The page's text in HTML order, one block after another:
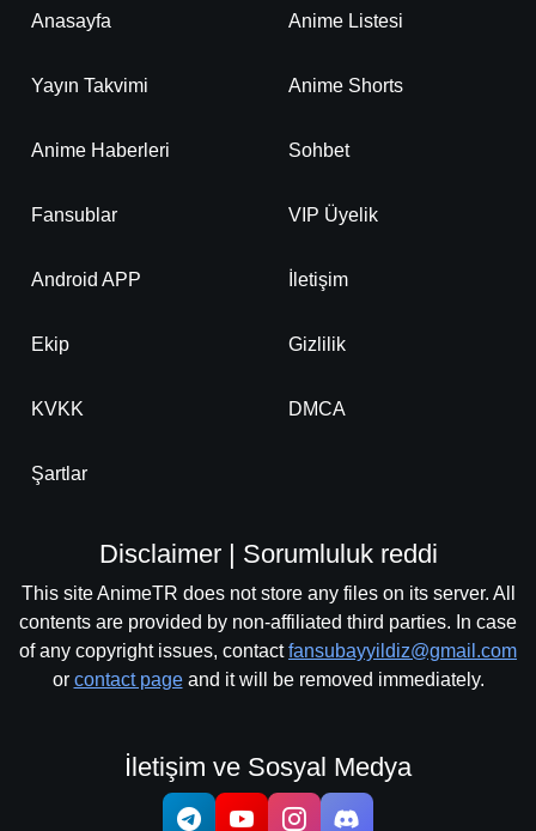
Anasayfa Anime Listesi
Yayın Takvimi Anime Shorts
Anime Haberleri Sohbet
Fansublar VIP Üyelik
Android APP İletişim
Ekip Gizlilik
KVKK DMCA
Şartlar
Disclaimer | Sorumluluk reddi
This site AnimeTR does not store any files on its server. All
contents are provided by non-affiliated third parties. In case
of any copyright issues, contactfansubayyildiz@gmail.com
or contact pageand it will be removed immediately.
İletişim ve Sosyal Medya